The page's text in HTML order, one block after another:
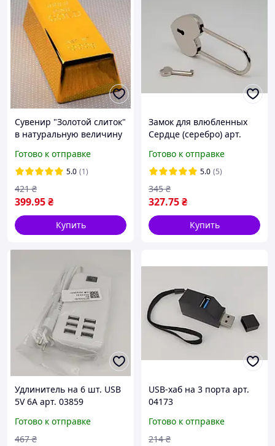
Сувенир "Золотой слиток"
в натуральную величину
04023
Готово к отправке
5.0 (1)
399.95₴
421 ₴
Купить
Замок для влюбленных
Сердце (серебро) арт.
Готово к отправке
5.0 (5)
327.75₴
345 ₴
Купить
Удлинитель на 6 шт. USB
5V 6A арт. 03859
Готово к отправке
467 ₴
USB-хаб на 3 порта арт.
04173
Готово к отправке
214 ₴